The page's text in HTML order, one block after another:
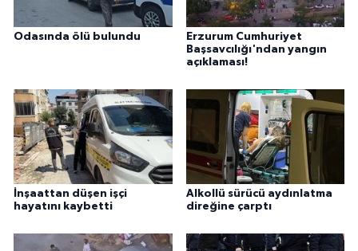
Odasında ölü bulundu
Erzurum Cumhuriyet
Başsavcılığı'ndan yangın
açıklaması!
İnşaattan düşen işçi
hayatını kaybetti
Alkollü sürücü aydınlatma
direğine çarptı